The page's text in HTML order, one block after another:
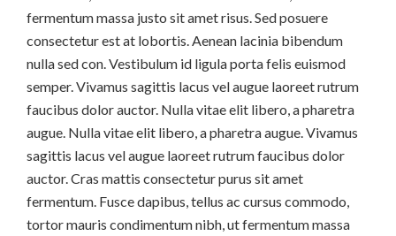
fermentum massa justo sit amet risus. Sed posuere
consectetur est at lobortis. Aenean lacinia bibendum
nulla sed con. Vestibulum id ligula porta felis euismod
semper. Vivamus sagittis lacus vel augue laoreet rutrum
faucibus dolor auctor. Nulla vitae elit libero, a pharetra
augue. Nulla vitae elit libero, a pharetra augue. Vivamus
sagittis lacus vel augue laoreet rutrum faucibus dolor
auctor. Cras mattis consectetur purus sit amet
fermentum. Fusce dapibus, tellus ac cursus commodo,
tortor mauris condimentum nibh, ut fermentum massa